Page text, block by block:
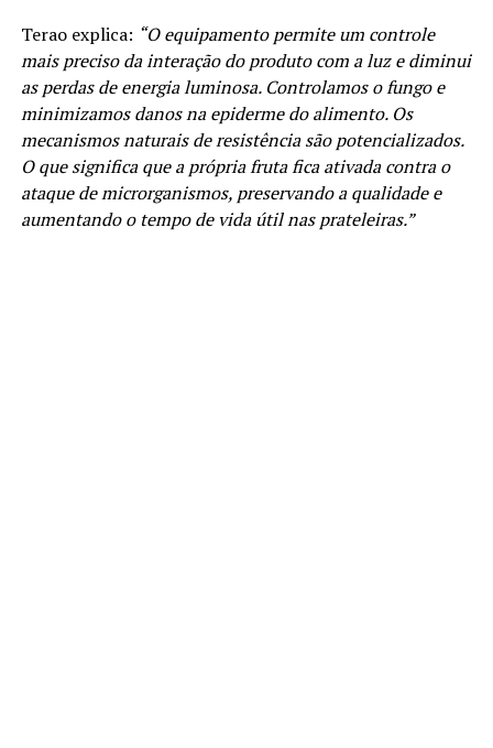
Terao explica: “O equipamento permite um controle
mais preciso da interação do produto com a luz e diminui
as perdas de energia luminosa. Controlamos o fungo e
minimizamos danos na epiderme do alimento. Os
mecanismos naturais de resistência são potencializados.
O que significa que a própria fruta fica ativada contra o
ataque de microrganismos, preservando a qualidade e
aumentando o tempo de vida útil nas prateleiras.”